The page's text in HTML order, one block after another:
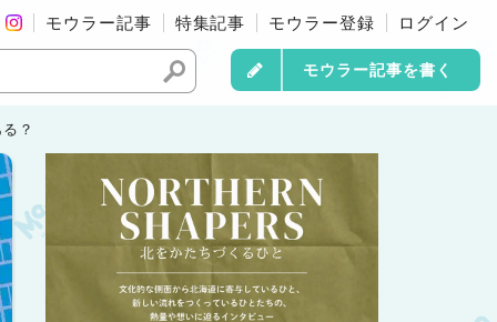
モウラー記事 特集記事 モウラー登録 ログイン
モウラー記事を書く
？